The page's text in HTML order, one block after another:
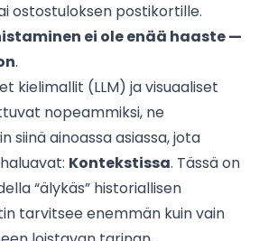
ostostuloksen postikortille.
ei ole enää haaste —
.
kielimallit (LLM) ja visuaaliset
nopeammiksi, ne
siinä ainoassa asiassa, jota
Kontekstissa. Tässä on
“älykäs” historiallisen
tarvitsee enemmän kuin vain